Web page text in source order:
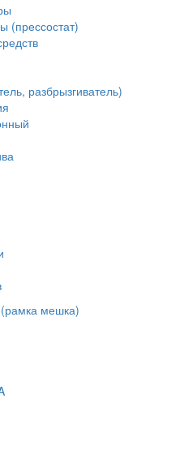
(прессостат)
разбрызгиватель)
мешка)